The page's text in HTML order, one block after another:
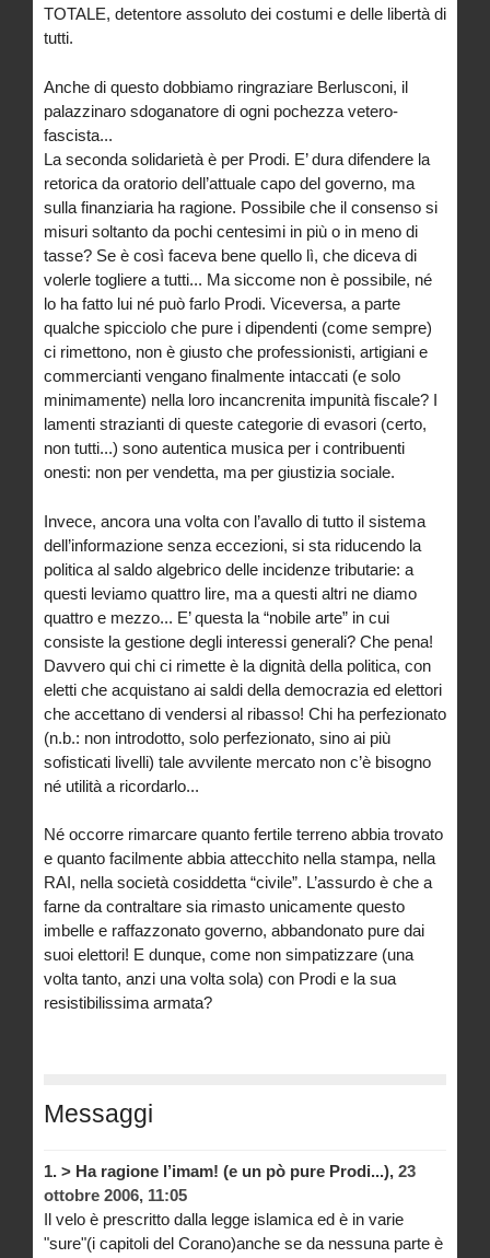
TOTALE, detentore assoluto dei costumi e delle libertà di
tutti.
Anche di questo dobbiamo ringraziare Berlusconi, il
palazzinaro sdoganatore di ogni pochezza vetero-
fascista...
La seconda solidarietà è per Prodi. E’ dura difendere la
retorica da oratorio dell’attuale capo del governo, ma
sulla finanziaria ha ragione. Possibile che il consenso si
misuri soltanto da pochi centesimi in più o in meno di
tasse? Se è così faceva bene quello lì, che diceva di
volerle togliere a tutti... Ma siccome non è possibile, né
lo ha fatto lui né può farlo Prodi. Viceversa, a parte
qualche spicciolo che pure i dipendenti (come sempre)
ci rimettono, non è giusto che professionisti, artigiani e
commercianti vengano finalmente intaccati (e solo
minimamente) nella loro incancrenita impunità fiscale? I
lamenti strazianti di queste categorie di evasori (certo,
non tutti...) sono autentica musica per i contribuenti
onesti: non per vendetta, ma per giustizia sociale.
Invece, ancora una volta con l’avallo di tutto il sistema
dell’informazione senza eccezioni, si sta riducendo la
politica al saldo algebrico delle incidenze tributarie: a
questi leviamo quattro lire, ma a questi altri ne diamo
quattro e mezzo... E’ questa la “nobile arte” in cui
consiste la gestione degli interessi generali? Che pena!
Davvero qui chi ci rimette è la dignità della politica, con
eletti che acquistano ai saldi della democrazia ed elettori
che accettano di vendersi al ribasso! Chi ha perfezionato
(n.b.: non introdotto, solo perfezionato, sino ai più
sofisticati livelli) tale avvilente mercato non c’è bisogno
né utilità a ricordarlo...
Né occorre rimarcare quanto fertile terreno abbia trovato
e quanto facilmente abbia attecchito nella stampa, nella
RAI, nella società cosiddetta “civile”. L’assurdo è che a
farne da contraltare sia rimasto unicamente questo
imbelle e raffazzonato governo, abbandonato pure dai
suoi elettori! E dunque, come non simpatizzare (una
volta tanto, anzi una volta sola) con Prodi e la sua
resistibilissima armata?
Messaggi
1. > Ha ragione l’imam! (e un pò pure Prodi...), 23
ottobre 2006, 11:05
Il velo è prescritto dalla legge islamica ed è in varie
"sure"(i capitoli del Corano)anche se da nessuna parte è